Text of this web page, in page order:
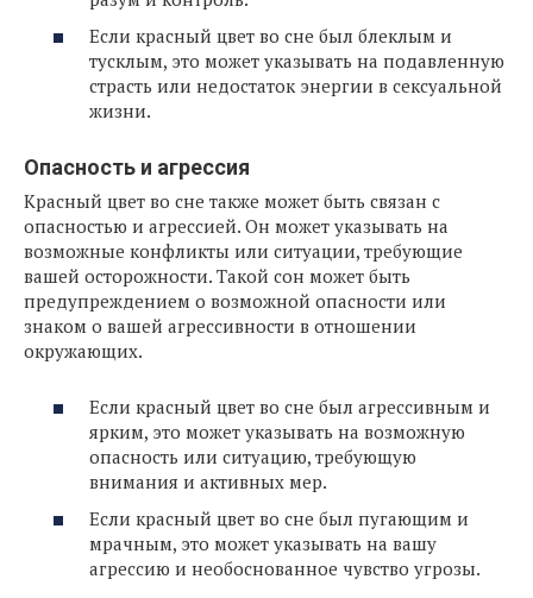
Если красный цвет во сне был блеклым и
тусклым, это может указывать на подавленную
страсть или недостаток энергии в сексуальной
жизни.
Опасность и агрессия
Красный цвет во сне также может быть связан с
опасностью и агрессией. Он может указывать на
возможные конфликты или ситуации, требующие
вашей осторожности. Такой сон может быть
предупреждением о возможной опасности или
знаком о вашей агрессивности в отношении
окружающих.
Если красный цвет во сне был агрессивным и
ярким, это может указывать на возможную
опасность или ситуацию, требующую
внимания и активных мер.
Если красный цвет во сне был пугающим и
мрачным, это может указывать на вашу
агрессию и необоснованное чувство угрозы.